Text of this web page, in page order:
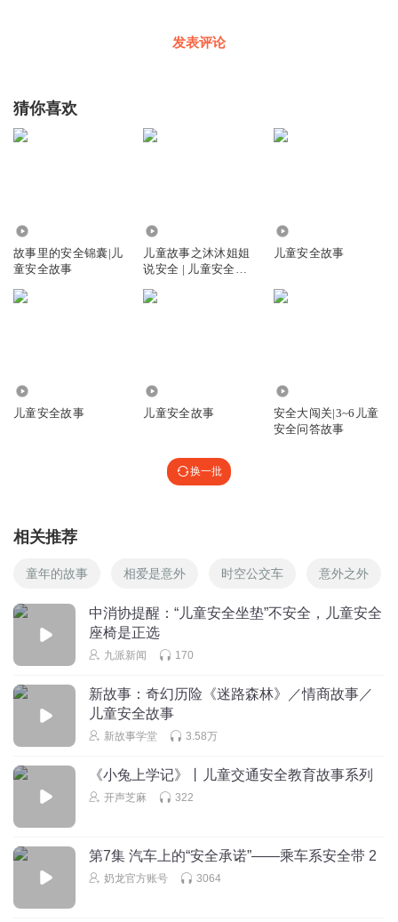
发表评论
猜你喜欢
故事里的安全锦囊|儿
童安全故事
儿童故事之沐沐姐姐
说安全 | 儿童安全教
儿童安全故事
儿童安全故事 儿童安全故事
安全大闯关|3~6儿童
安全问答故事
换一批
相关推荐
童年的故事 相爱是意外 时空公交车 意外之外
中消协提醒：“儿童安全坐垫”不安全，儿童安全
座椅是正选
九派新闻 170
新故事：奇幻历险《迷路森林》／情商故事／
儿童安全故事
新故事学堂 3.58万
《小兔上学记》丨儿童交通安全教育故事系列
开声芝麻 322
第7集 汽车上的“安全承诺”——乘车系安全带 2
奶龙官方账号 3064